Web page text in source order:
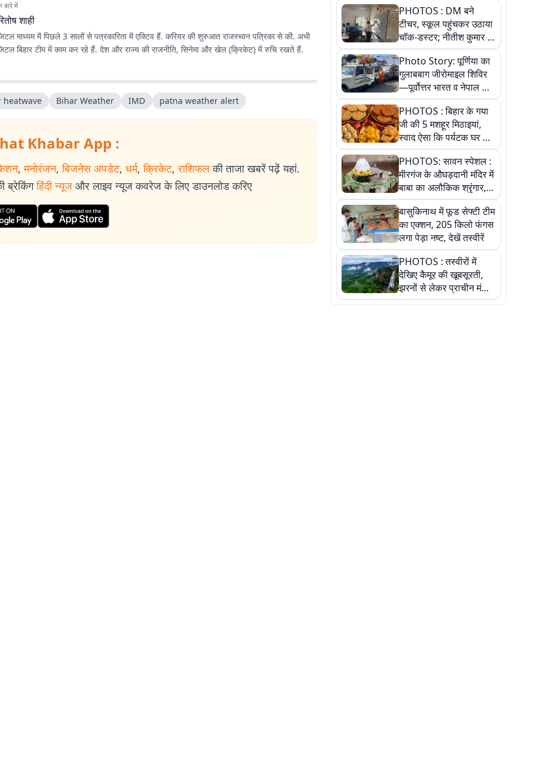
में
शाही
माध्यम में पिछले 3 सालों से पत्रकारिता में एक्टिव हैं. करियर की शुरुआत राजस्थान पत्रिका से की. अभी
बिहार टीम में काम कर रहे हैं. देश और राज्य की राजनीति, सिनेमा और खेल (क्रिकेट) में रुचि रखते हैं.
heatwave Bihar Weather IMD patna weather alert
Khabar App :
, मनोरंजन, बिजनेस अपडेट, धर्म, क्रिकेट, राशिफल की ताजा खबरें पढ़ें यहां.
ब्रेकिंग हिंदी न्यूज और लाइव न्यूज कवरेज के लिए डाउनलोड करिए
PHOTOS : DM बने
टीचर, स्कूल पहुंचकर उठाया
चॉक-डस्टर; नीतीश कुमार के
इस चहेते अधिकारी को
जानिए
Photo Story: पूर्णिया का
गुलाबबाग जीरोमाइल शिविर
—पूर्वोत्तर भारत व नेपाल के
कांवरियों का प्रमुख सेवा धाम
PHOTOS : बिहार के गया
जी की 5 मशहूर मिठाइयां,
स्वाद ऐसा कि पर्यटक घर ले
जाना नहीं भूलते, तस्वीरों में
देखें
PHOTOS: सावन स्पेशल :
मीरगंज के औघड़दानी मंदिर में
बाबा का अलौकिक श्रृंगार,
तस्वीरों में देखें महादेव के कई
मनमोहक स्वरूप
बासुकिनाथ में फूड सेफ्टी टीम
का एक्शन, 205 किलो फंगस
लगा पेड़ा नष्ट, देखें तस्वीरें
PHOTOS : तस्वीरों में
देखिए कैमूर की खूबसूरती,
झरनों से लेकर प्राचीन मंदिरों
तक प्रकृति और आस्था का